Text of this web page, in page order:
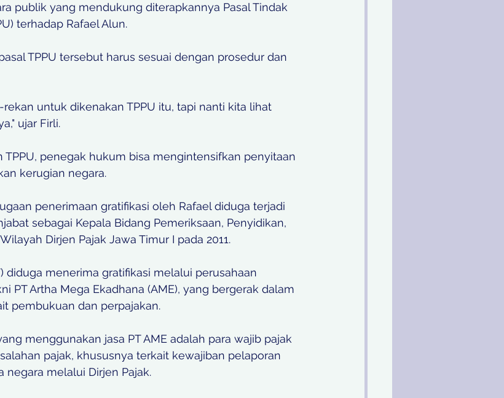
publik yang mendukung diterapkannya Pasal Tindak
terhadap Rafael Alun.
TPPU tersebut harus sesuai dengan prosedur dan
untuk dikenakan TPPU itu, tapi nanti kita lihat
ujar Firli.
TPPU, penegak hukum bisa mengintensifkan penyitaan
kerugian negara.
penerimaan gratifikasi oleh Rafael diduga terjadi
sebagai Kepala Bidang Pemeriksaan, Penyidikan,
Dirjen Pajak Jawa Timur I pada 2011.
diduga menerima gratifikasi melalui perusahaan
PT Artha Mega Ekadhana (AME), yang bergerak dalam
pembukuan dan perpajakan.
menggunakan jasa PT AME adalah para wajib pajak
pajak, khususnya terkait kewajiban pelaporan
negara melalui Dirjen Pajak.